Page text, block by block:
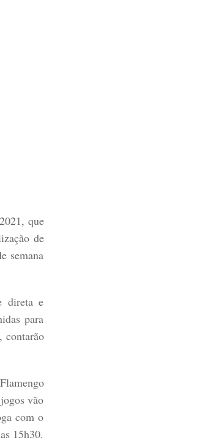
que
de
semana
direta e
para
contarão
vão
com o
15h30.